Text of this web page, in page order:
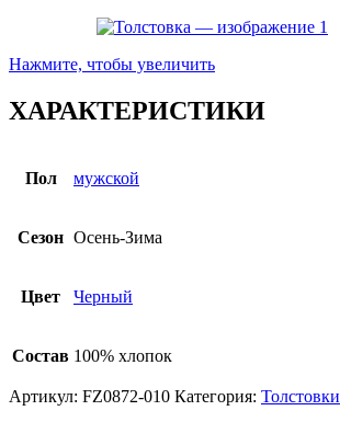
Нажмите, чтобы увеличить
ХАРАКТЕРИСТИКИ
Пол мужской
Сезон Осень-Зима
Цвет Черный
Состав 100% хлопок
Артикул: FZ0872-010 Категория: Толстовки